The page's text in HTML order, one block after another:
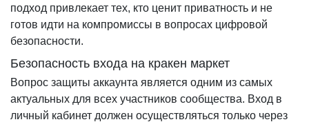
подход привлекает тех, кто ценит приватность и не
готов идти на компромиссы в вопросах цифровой
безопасности.
Безопасность входа на кракен маркет
Вопрос защиты аккаунта является одним из самых
актуальных для всех участников сообщества. Вход в
личный кабинет должен осуществляться только через